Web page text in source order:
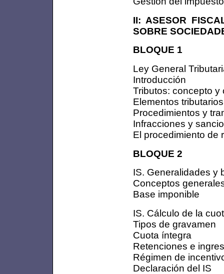
II: ASESOR
SOBRE
BLOQUE 1
Ley General
Introducción
Tributos: concepto y
Elementos tributarios
Procedimientos y
Infracciones y
El procedimiento de
BLOQUE 2
IS. Generalidades y
Conceptos
Base imponible
IS. Cálculo de la
Tipos de gravamen
Cuota íntegra
Retenciones e
Régimen de
Declaración del IS